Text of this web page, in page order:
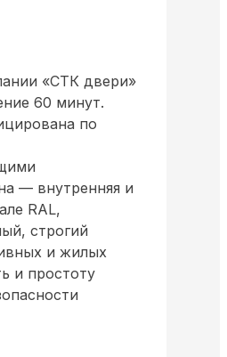
«СТК двери»
60 минут.
по
— внутренняя и
RAL,
строгий
и жилых
и простоту